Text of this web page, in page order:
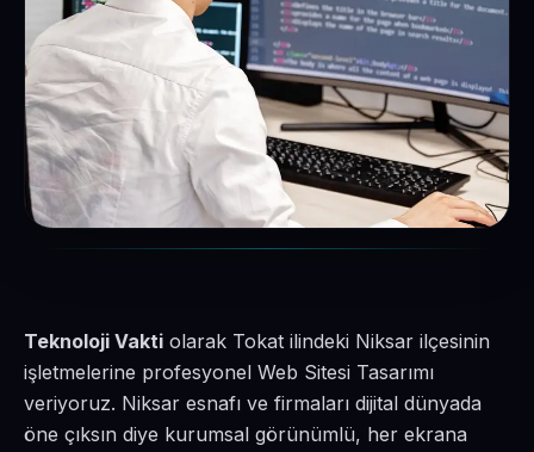
Teknoloji Vakti olarak Tokat ilindeki Niksar ilçesinin
işletmelerine profesyonel Web Sitesi Tasarımı
veriyoruz. Niksar esnafı ve firmaları dijital dünyada
öne çıksın diye kurumsal görünümlü, her ekrana